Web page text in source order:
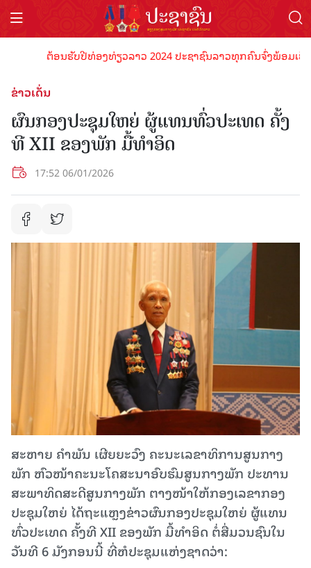
ຕ້ອນຮັບປີທ່ອງທ່ຽວລາວ 2024 ປະຊາຊົນລາວທຸກຄົນຈົ່ງພ້ອມເປັ
ຂ່າວເດັ່ນ
ຜົນກອງປະຊຸມໃຫຍ່ ຜູ້ແທນທົ່ວປະເທດ ຄັ້ງ
ທີ XII ຂອງພັກ ມື້ທໍາອິດ
17:52 06/01/2026
ສະຫາຍ ຄໍາພັນ ເຜີຍຍະວົງ ຄະນະເລຂາທິການສູນກາງ
ພັກ ຫົວໜ້າຄະນະໂຄສະນາອົບຮົມສູນກາງພັກ ປະທານ
ສະພາທິດສະດີສູນກາງພັກ ຕາງໜ້າໃຫ້ກອງເລຂາກອງ
ປະຊຸມໃຫຍ່ ໄດ້ຖະແຫຼງຂ່າວຜົນກອງປະຊຸມໃຫຍ່ ຜູ້ແທນ
ທົ່ວປະເທດ ຄັ້ງທີ XII ຂອງພັກ ມື້ທໍາອິດ ຕໍ່ສື່ມວນຊົນໃນ
ວັນທີ 6 ມັງກອນນີ້ ທີ່ຫໍປະຊຸມແຫ່ງຊາດວ່າ: